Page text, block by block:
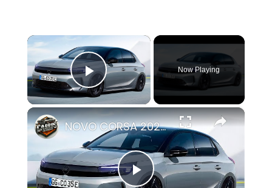
×
Play Video
Now Playing
×
NOVO CORSA 2024 É REVELADO COM ATUALIZAÇÕES NO VISUAL